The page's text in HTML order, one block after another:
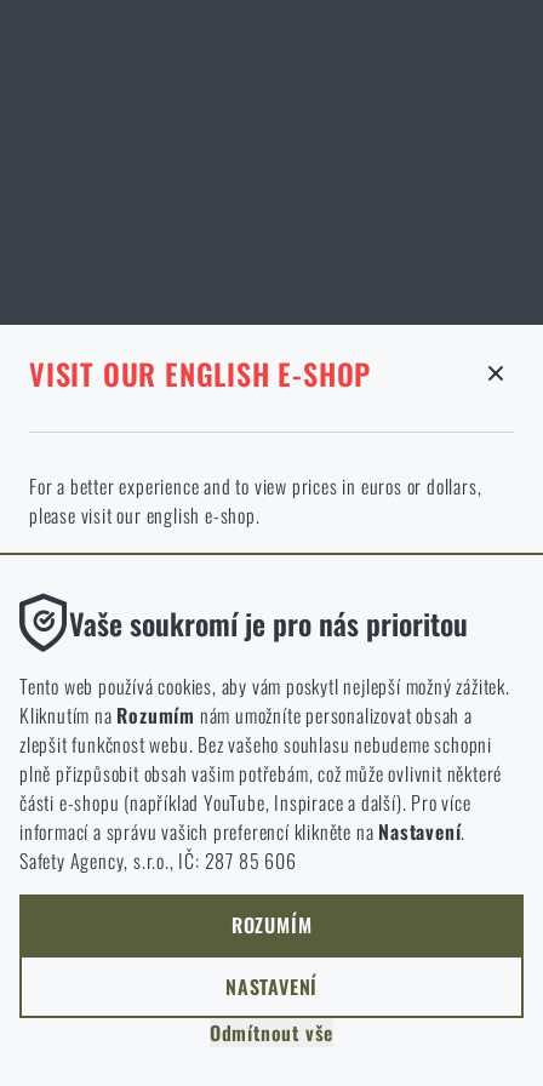
STRÁNKA V DANÉM JAZYCE NEEXISTUJE
Ve vámi vybraném jazyce stránka neexistuje. Můžete tedy zůstat
zde, nebo přejít na hlavní stránku cílového jazyka. Jakou možnost
si vyberete?
ZŮSTANU TADY
PŘEJÍT DO KOŠÍKU
ODEJÍT
ROZUMÍM, POKRAČOVAT
VISIT OUR ENGLISH E-SHOP
For a better experience and to view prices in euros or dollars,
please visit our english e-shop.
I WILL STAY HERE
GO TO RIGAD.COM
Vaše soukromí je pro nás prioritou
Tento web používá cookies, aby vám poskytl nejlepší možný zážitek.
Kliknutím na Rozumím nám umožníte personalizovat obsah a
zlepšit funkčnost webu. Bez vašeho souhlasu nebudeme schopni
plně přizpůsobit obsah vašim potřebám, což může ovlivnit některé
části e-shopu (například YouTube, Inspirace a další). Pro více
informací a správu vašich preferencí klikněte na Nastavení.
Safety Agency, s.r.o., IČ: 287 85 606
Funkční
Bez nich by náš web vůbec nefungoval. U těchto cookies není
možné zakázat jejich ukládání.
Analytické
Do těchto cookies se anonymně ukládá, jakým způsobem
procházíte a používáte náš web. Pomáhají nám lépe chápat, co
se našim zákazníkům líbí a kterým směrem se máme ubírat.
Marketingové
Tyto cookies nám pomáhají optimalizovat reklamu směřující na
náš e-shop, aby byla co nejvíce efektivní a náš obchod se mohl
neustále rozvíjet a zlepšovat.
Díky těmto cookies dokážeme reklamu personalizovat a nabízet
ROZUMÍM
NASTAVENÍ
Odmítnout vše